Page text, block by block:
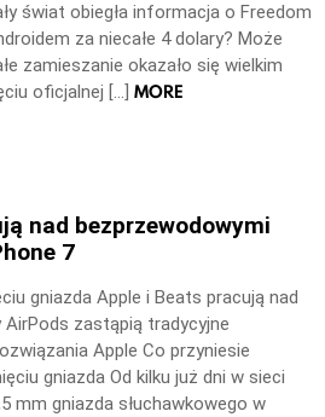
świat obiegła informacja o Freedom
za niecałe 4 dolary? Może
zamieszanie okazało się wielkim
oficjalnej […] MORE
nad bezprzewodowymi
7
gniazda Apple i Beats pracują nad
AirPods zastąpią tradycyjne
Apple Co przyniesie
gniazda Od kilku już dni w sieci
mm gniazda słuchawkowego w